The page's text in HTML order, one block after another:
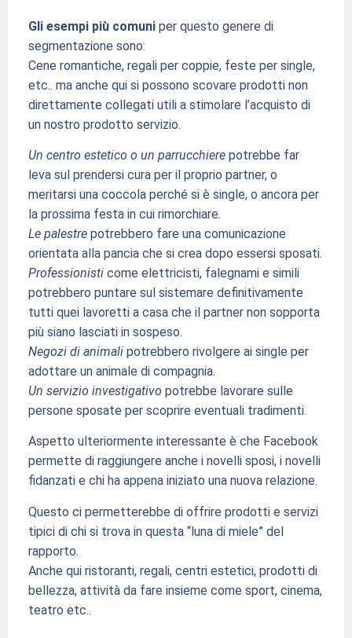
Gli esempi più comuniper questo genere di
segmentazione sono:
Cene romantiche, regali per coppie, feste per single,
etc.. ma anche qui si possono scovare prodotti non
direttamente collegati utili a stimolare l’acquisto di
un nostro prodotto servizio.
Un centro estetico o un parrucchierepotrebbe far
leva sul prendersi cura per il proprio partner, o
meritarsi una coccola perché si è single, o ancora per
la prossima festa in cui rimorchiare.
Le palestrepotrebbero fare una comunicazione
orientata alla pancia che si crea dopo essersi sposati.
Professionisticome elettricisti, falegnami e simili
potrebbero puntare sul sistemare definitivamente
tutti quei lavoretti a casa che il partner non sopporta
più siano lasciati in sospeso.
Negozi di animalipotrebbero rivolgere ai single per
adottare un animale di compagnia.
Un servizio investigativo potrebbe lavorare sulle
persone sposate per scoprire eventuali tradimenti.
Aspetto ulteriormente interessante è che Facebook
permette di raggiungere anche i novelli sposi, i novelli
fidanzati e chi ha appena iniziato una nuova relazione.
Questo ci permetterebbe di offrire prodotti e servizi
tipici di chi si trova in questa “luna di miele” del
rapporto.
Anche qui ristoranti, regali, centri estetici, prodotti di
bellezza, attività da fare insieme come sport, cinema,
teatro etc..